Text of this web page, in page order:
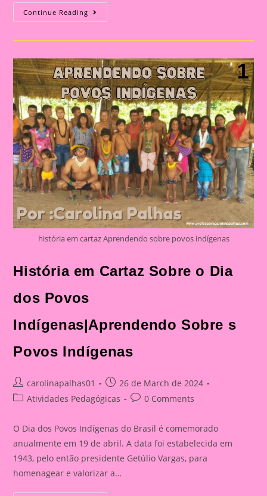
Continue Reading História
Em
Dos
Povos
Indígenas|Aprendendo
Sobre
S
Povos
Indígenas
história em cartaz Aprendendo sobre povos indígenas
História em Cartaz Sobre o Dia
dos Povos
Indígenas|Aprendendo Sobre s
Povos Indígenas
Post
author:
carolinapalhas01
Post
published:
26 de March de 2024
PostAtividades Pedagógicas
Post0 Comments
O Dia dos Povos Indígenas do Brasil é comemorado
anualmente em 19 de abril. A data foi estabelecida em
1943, pelo então presidente Getúlio Vargas, para
homenagear e valorizar a…